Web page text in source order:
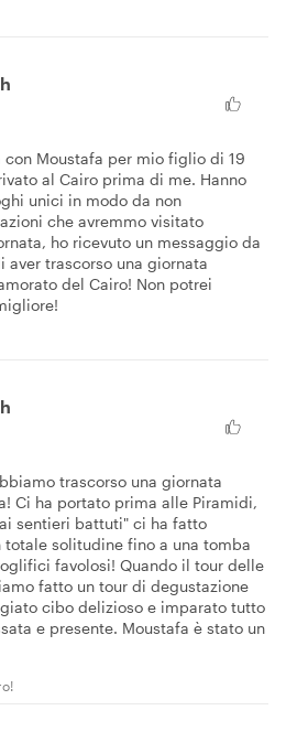
Moustafa per mio figlio di 19
al Cairo prima di me. Hanno
unici in modo da non
che avremmo visitato
ho ricevuto un messaggio da
trascorso una giornata
del Cairo! Non potrei
trascorso una giornata
Ci ha portato prima alle Piramidi,
sentieri battuti" ci ha fatto
solitudine fino a una tomba
favolosi! Quando il tour delle
fatto un tour di degustazione
cibo delizioso e imparato tutto
e presente. Moustafa è stato un